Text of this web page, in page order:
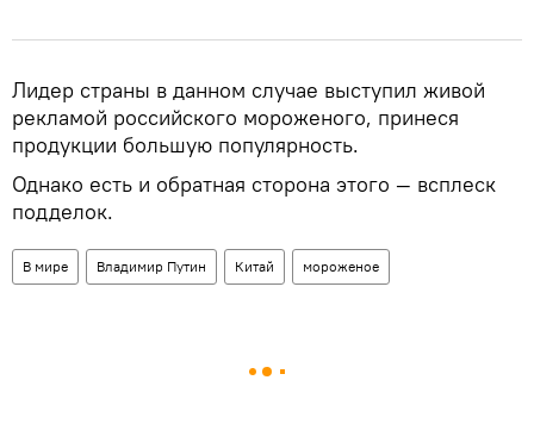
Лидер страны в данном случае выступил живой
рекламой российского мороженого, принеся
продукции большую популярность.
Однако есть и обратная сторона этого — всплеск
подделок.
В мире Владимир Путин Китай мороженое